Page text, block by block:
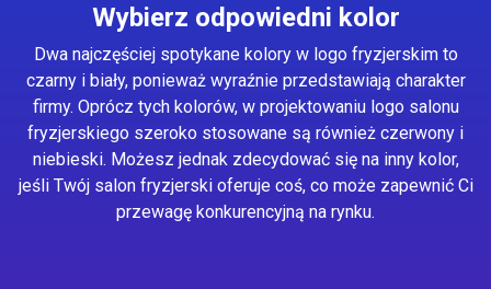
Wybierz odpowiedni kolor
Dwa najczęściej spotykane kolory w logo fryzjerskim to
czarny i biały, ponieważ wyraźnie przedstawiają charakter
firmy. Oprócz tych kolorów, w projektowaniu logo salonu
fryzjerskiego szeroko stosowane są również czerwony i
niebieski. Możesz jednak zdecydować się na inny kolor,
jeśli Twój salon fryzjerski oferuje coś, co może zapewnić Ci
przewagę konkurencyjną na rynku.